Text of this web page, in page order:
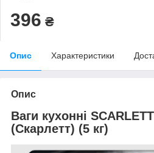
396 ₴
Опис Характеристики
Опис
Ваги кухонні
(Скарлетт) (5 кг)